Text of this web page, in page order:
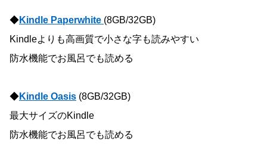
◆Kindle Paperwhite (8GB/32GB)
Kindleよりも高画質で小さな字も読みやすい
防水機能でお風呂でも読める
◆Kindle Oasis (8GB/32GB)
最大サイズのKindle
防水機能でお風呂でも読める